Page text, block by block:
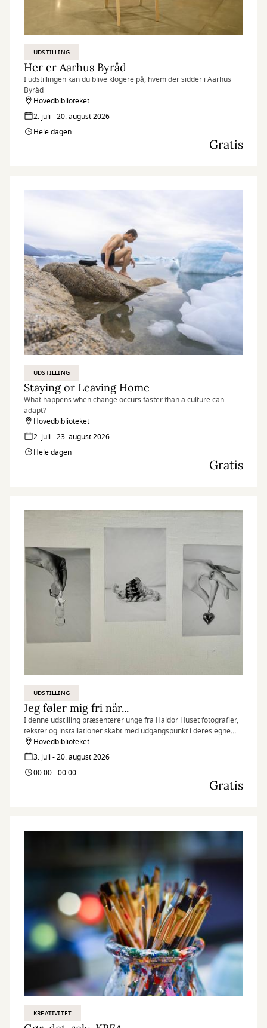
UDSTILLING
Her er Aarhus Byråd
I udstillingen kan du blive klogere på, hvem der sidder i Aarhus
Byråd
Hovedbiblioteket
2. juli - 20. august 2026
Hele dagen
Gratis
UDSTILLING
Staying or Leaving Home
What happens when change occurs faster than a culture can
adapt?
Hovedbiblioteket
2. juli - 23. august 2026
Hele dagen
Gratis
UDSTILLING
Jeg føler mig fri når...
I denne udstilling præsenterer unge fra Haldor Huset fotografier,
tekster og installationer skabt med udgangspunkt i deres egne
erfaringer, drømme og perspektiver.
Hovedbiblioteket
3. juli - 20. august 2026
00:00 - 00:00
Gratis
KREATIVITET